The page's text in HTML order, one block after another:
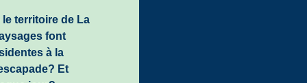
le territoire de La
font
à la
Et